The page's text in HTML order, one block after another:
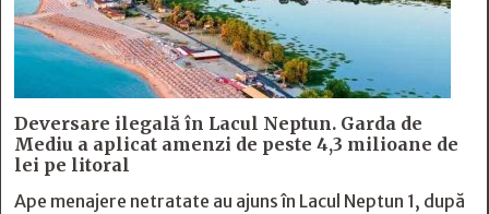
Deversare ilegală în Lacul Neptun. Garda de
Mediu a aplicat amenzi de peste 4,3 milioane de
lei pe litoral
Ape menajere netratate au ajuns în Lacul Neptun 1, după